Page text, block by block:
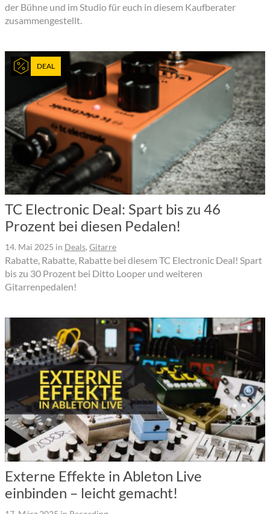
der Bühne und im Studio für euch in diesem Kaufberater
zusammengestellt.
DEAL
TC Electronic Deal: Spart bis zu 46
Prozent bei diesen Pedalen!
14. Mai 2025 in Deals, Gitarre
Rabatte, Rabatte, Rabatte bei diesem TC Electronic Deal! Spart
bis zu 30 Prozent bei Ditto Looper und weiteren
Gitarrenpedalen!
Externe Effekte in Ableton Live
einbinden – leicht gemacht!